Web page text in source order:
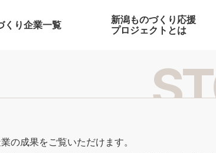
くり企業一覧
新潟ものづくり応援
プロジェクトとは
の成果をご覧いただけます。